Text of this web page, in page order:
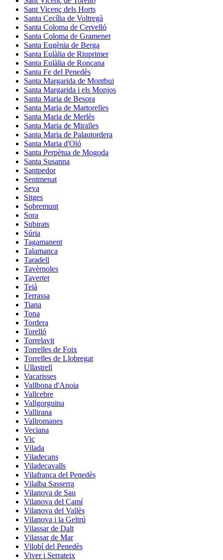
Sant Vicenç dels Horts
Santa Cecília de Voltregà
Santa Coloma de Cervelló
Santa Coloma de Gramenet
Santa Eugènia de Berga
Santa Eulàlia de Riuprimer
Santa Eulàlia de Ronçana
Santa Fe del Penedès
Santa Margarida de Montbui
Santa Margarida i els Monjos
Santa Maria de Besora
Santa Maria de Martorelles
Santa Maria de Merlès
Santa Maria de Miralles
Santa Maria de Palautordera
Santa Maria d'Oló
Santa Perpètua de Mogoda
Santa Susanna
Santpedor
Sentmenat
Seva
Sitges
Sobremunt
Sora
Subirats
Súria
Tagamanent
Talamanca
Taradell
Tavèrnoles
Tavertet
Teià
Terrassa
Tiana
Tona
Tordera
Torelló
Torrelavit
Torrelles de Foix
Torrelles de Llobregat
Ullastrell
Vacarisses
Vallbona d'Anoia
Vallcebre
Vallgorguina
Vallirana
Vallromanes
Veciana
Vic
Vilada
Viladecans
Viladecavalls
Vilafranca del Penedès
Vilalba Sasserra
Vilanova de Sau
Vilanova del Camí
Vilanova del Vallès
Vilanova i la Geltrú
Vilassar de Dalt
Vilassar de Mar
Vilobí del Penedès
Viver i Serrateix